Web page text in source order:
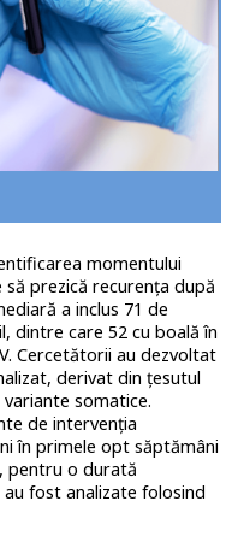
momentului
prezică recurența după
a inclus 71 de
dintre care 52 cu boală în
Cercetătorii au dezvoltat
derivat din țesutul
somatice.
de intervenția
în primele opt săptămâni
pentru o durată
fost analizate folosind